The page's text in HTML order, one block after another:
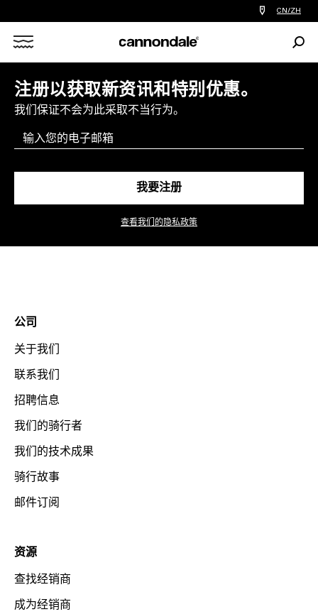
查
找
的
CN/ZH
注册以获取新资讯和特别优惠。
我们保证不会为此采取不当行为。
Email
我要注册
查看我们的隐私政策
公司
关于我们
联系我们
招聘信息
我们的骑行者
我们的技术成果
骑行故事
邮件订阅
资源
查找经销商
成为经销商